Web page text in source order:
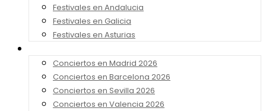
Festivales en Andalucia
Festivales en Galicia
Festivales en Asturias
Conciertos en Madrid 2026
Conciertos en Barcelona 2026
Conciertos en Sevilla 2026
Conciertos en Valencia 2026